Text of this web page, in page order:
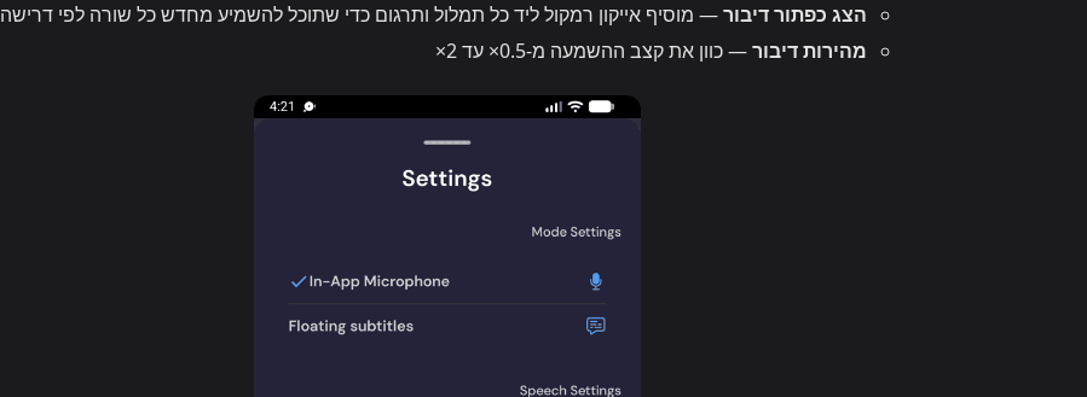
הצג כפתור דיבור— מוסיף אייקון רמקול ליד כל תמלול ותרגום כדי שתוכל להשמיע מחדש כל שורה לפי דרישה
מהירות דיבור— כוון את קצב ההשמעה מ-0.5× עד 2×